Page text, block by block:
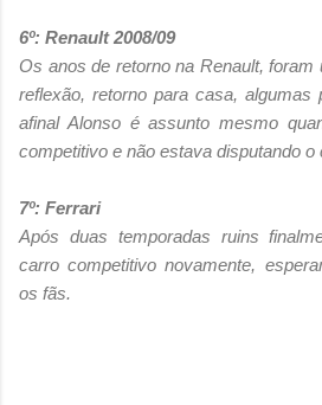
6º: Renault 2008/09
Os anos de retorno na Renault,
reflexão, retorno para casa, algumas
afinal Alonso é assunto mesmo
competitivo e não estava disputando o
7º: Ferrari
Após duas temporadas ruins
carro competitivo novamente,
os fãs.